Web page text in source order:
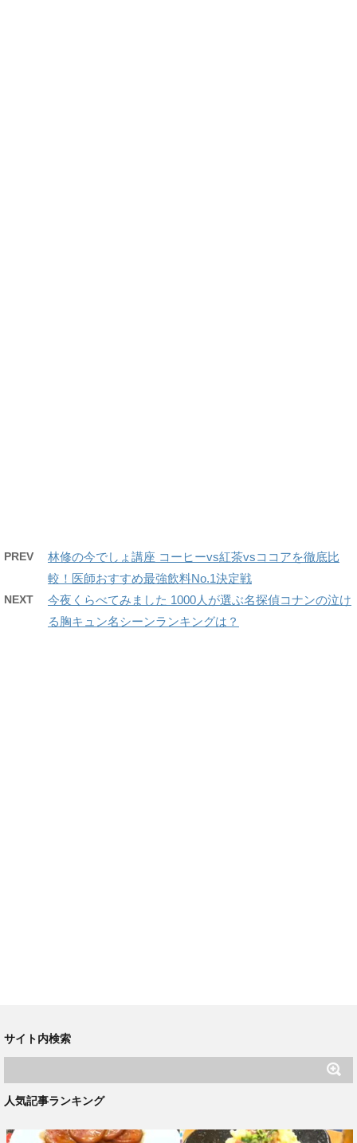
PREV
林修の今でしょ講座 コーヒーvs紅茶vsココアを徹底比
較！医師おすすめ最強飲料No.1決定戦
NEXT
今夜くらべてみました 1000人が選ぶ名探偵コナンの泣け
る胸キュン名シーンランキングは？
サイト内検索
人気記事ランキング